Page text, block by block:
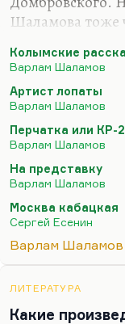
Шаламова тоже
Шаламов для
человек,
литературу, в
особенность
начиная с
«Артистом
это
так эволюция
больше
Колымские
Варлам Шаламов
Артист лопаты
Варлам Шаламов
Перчатка или КР-2
Варлам Шаламов
На представку
Варлам Шаламов
Москва кабацкая
Сергей Есенин
Варлам Шаламов
ЛИТЕРАТУРА
Какие